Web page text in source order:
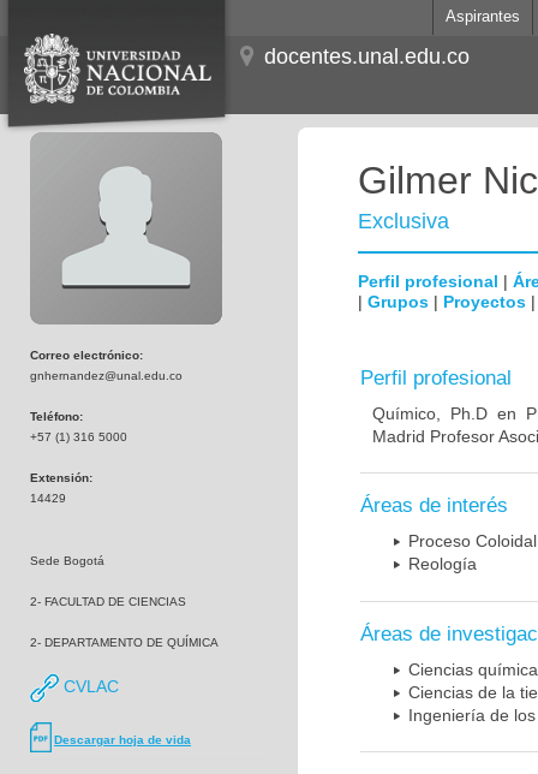
Aspirantes
docentes.unal.edu.co
Correo electrónico:
gnhernandez@unal.edu.co
Teléfono:
+57 (1) 316 5000
Extensión:
14429
Sede Bogotá
2- FACULTAD DE CIENCIAS
2- DEPARTAMENTO DE QUÍMICA
CVLAC
Descargar hoja de vida
Gilmer
Exclusiva
Perfil profesional |
| Grupos | Proyectos
Perfil profesional
Químico, Ph.D en
Madrid Profesor
Áreas de interés
Proceso Coloidal
Reología
Áreas de
Ciencias
Ciencias de la
Ingeniería de